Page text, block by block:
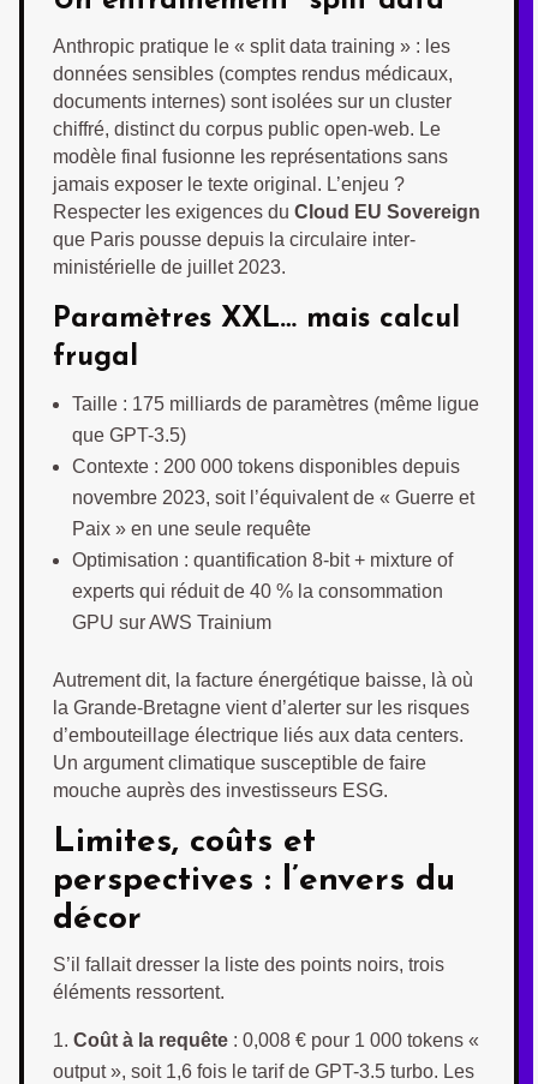
Anthropic pratique le « split data training » : les
données sensibles (comptes rendus médicaux,
documents internes) sont isolées sur un cluster
chiffré, distinct du corpus public open-web. Le
modèle final fusionne les représentations sans
jamais exposer le texte original. L’enjeu ?
Respecter les exigences du Cloud EU Sovereign
que Paris pousse depuis la circulaire inter-
ministérielle de juillet 2023.
Paramètres XXL… mais calcul
frugal
Taille : 175 milliards de paramètres (même ligue
que GPT-3.5)
Contexte : 200 000 tokens disponibles depuis
novembre 2023, soit l’équivalent de « Guerre et
Paix » en une seule requête
Optimisation : quantification 8-bit + mixture of
experts qui réduit de 40 % la consommation
GPU sur AWS Trainium
Autrement dit, la facture énergétique baisse, là où
la Grande-Bretagne vient d’alerter sur les risques
d’embouteillage électrique liés aux data centers.
Un argument climatique susceptible de faire
mouche auprès des investisseurs ESG.
Limites, coûts et
perspectives : l’envers du
décor
S’il fallait dresser la liste des points noirs, trois
éléments ressortent.
Coût à la requête : 0,008 € pour 1 000 tokens «
output », soit 1,6 fois le tarif de GPT-3.5 turbo. Les